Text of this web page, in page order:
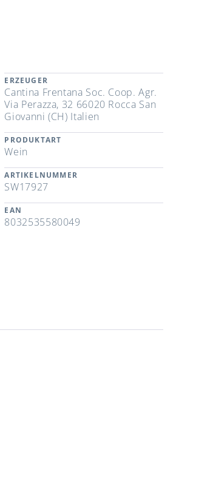
ERZEUGER
Cantina Frentana Soc. Coop. Agr.
Via Perazza, 32 66020 Rocca San
Giovanni (CH) Italien
PRODUKTART
Wein
ARTIKELNUMMER
SW17927
EAN
8032535580049